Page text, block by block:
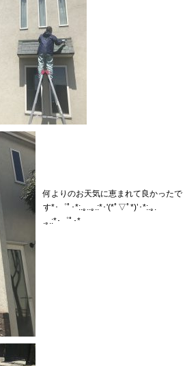
何よりのお天気に恵まれて良かったで
す*･゜ﾟ･*:.｡..｡.:*･'(*ﾟ▽ﾟ*)’･*:.｡.
.｡.:*･゜ﾟ･*